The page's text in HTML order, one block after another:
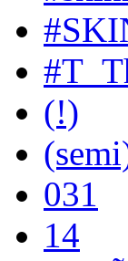
(!)
031
14